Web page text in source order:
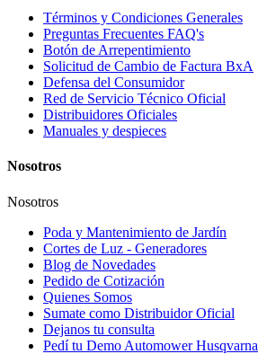
Términos y Condiciones Generales
Preguntas Frecuentes FAQ's
Botón de Arrepentimiento
Solicitud de Cambio de Factura BxA
Defensa del Consumidor
Red de Servicio Técnico Oficial
Distribuidores Oficiales
Manuales y despieces
Nosotros
Nosotros
Poda y Mantenimiento de Jardín
Cortes de Luz - Generadores
Blog de Novedades
Pedido de Cotización
Quienes Somos
Sumate como Distribuidor Oficial
Dejanos tu consulta
Pedí tu Demo Automower Husqvarna